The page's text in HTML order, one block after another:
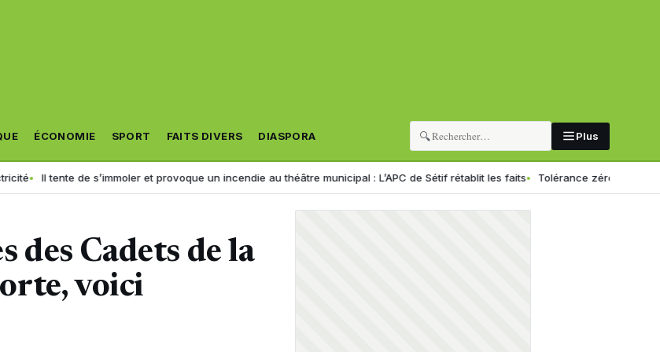
ÉCONOMIE SPORT FAITS DIVERS DIASPORA 🔍 Plus
de s’immoler et provoque un incendie au théâtre municipal : L’APC de Sétif rétablit les faits Tolérance zéro pour les
des Cadets de la
voici